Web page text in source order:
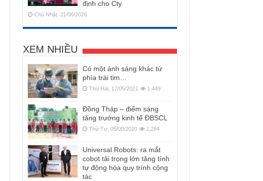
định cho Cty
Chủ Nhật, 21/06/2026
XEM NHIỀU
Có một ánh sáng khác từ
phía trái tim…
Thứ Hai, 17/05/2021 1,449
Đồng Tháp – điểm sáng
tăng trưởng kinh tế ĐBSCL
Thứ Tư, 05/08/2020 1,284
Universal Robots: ra mắt
cobot tải trọng lớn tăng tính
tự động hóa quy trình cộng
tác